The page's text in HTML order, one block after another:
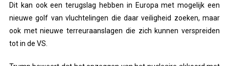
Dit kan ook een terugslag hebben in Europa met mogelijk een
nieuwe golf van vluchtelingen die daar veiligheid zoeken, maar
ook met nieuwe terreuraanslagen die zich kunnen verspreiden
tot in de VS.